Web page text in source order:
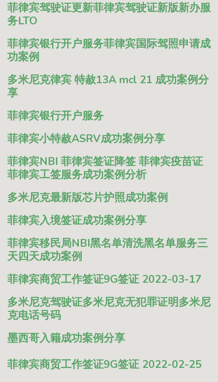
菲律宾驾驶证更新菲律宾驾驶证新版新办服
务LTO
菲律宾银行开户服务菲律宾国际驾照申请成
功案例
多米尼克律宾 特赦13A mcl 21 成功案例分
享
菲律宾银行开户服务
菲律宾小特赦ASRV成功案例分享
菲律宾NBI 菲律宾签证降签 菲律宾疫苗证
菲律宾工签服务成功案例分析
多米尼克最新版芯片护照成功案例
菲律宾入境签证成功案例分享
菲律宾移民局NBI黑名单清洗黑名单服务三
天四天成功案例
菲律宾商贸工作签证9G签证 2022-03-17
多米尼克驾驶证多米尼克无犯罪证明多米尼
克电话号码
墨西哥入籍成功案例分享
菲律宾商贸工作签证9G签证 2022-02-25